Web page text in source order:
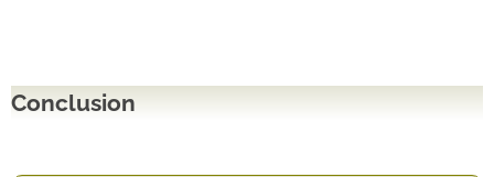
Conclusion